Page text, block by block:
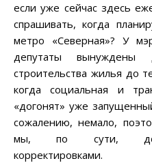
если уже сейчас здесь
спрашивать, когда
метро «Северная»? У
депутаты вынуждены
строительства жилья до
когда социальная и
«догонят» уже
сожалению, немало,
мы, по сути,
корректировками.